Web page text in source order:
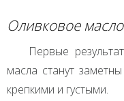
Оливковое
Первые
масла станут
крепкими и густыми.